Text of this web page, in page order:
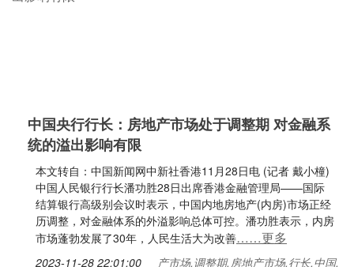
中国央行行长：房地产市场处于调整期 对金融系
统的溢出影响有限
本文转自：中国新闻网中新社香港11月28日电 (记者 戴小橦)
中国人民银行行长潘功胜28日出席香港金融管理局——国际
结算银行高级别会议时表示，中国内地房地产(内房)市场正经
历调整，对金融体系的外溢影响总体可控。潘功胜表示，内房
市场蓬勃发展了30年，人民生活大为改善……更多
2023-11-28 22:01:00
产市场,调整期,房地产市场,行长,中国,